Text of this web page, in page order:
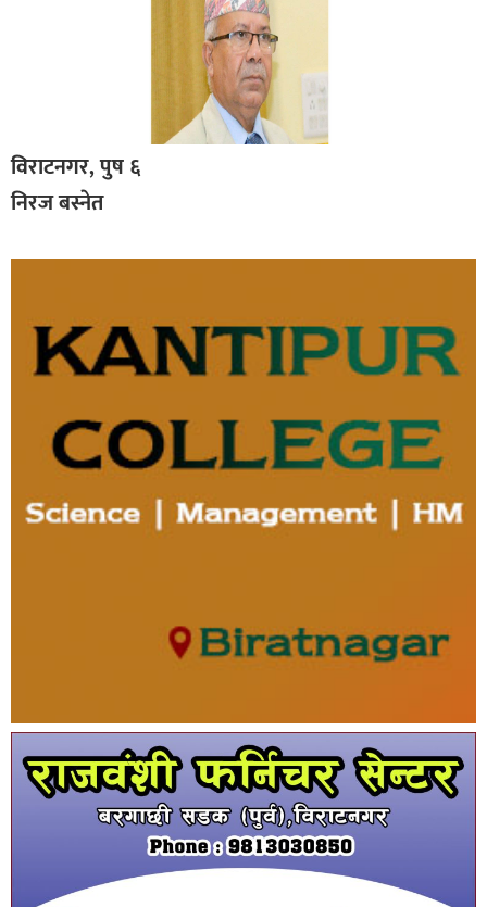
विराटनगर, पुष ६
निरज बस्नेत